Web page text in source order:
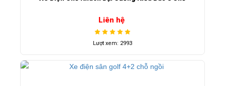
Liên hệ
Lượt xem: 2993